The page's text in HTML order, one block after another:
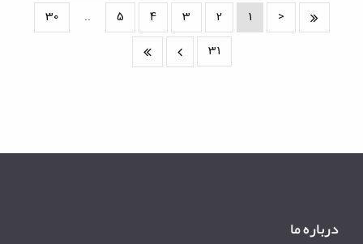
<
1
2
3
4
5
..
30
31
درباره ما